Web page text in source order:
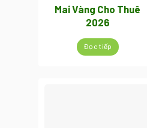
Mai Vàng Cho Thuê
2026
Đọc tiếp